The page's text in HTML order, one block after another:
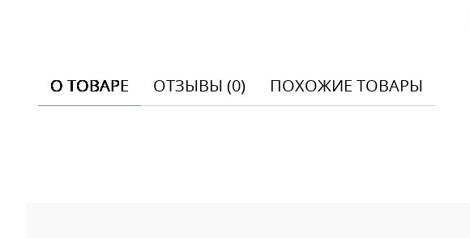
О ТОВАРЕ ОТЗЫВЫ (0) ПОХОЖИЕ ТОВАРЫ